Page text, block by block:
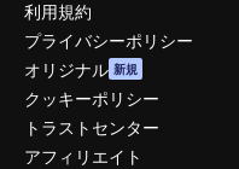
利用規約
プライバシーポリシー
オリジナル 新規
クッキーポリシー
トラストセンター
アフィリエイト